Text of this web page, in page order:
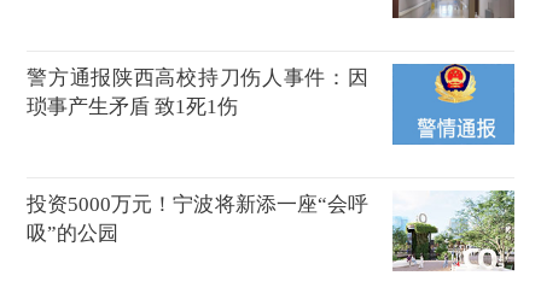
警方通报陕西高校持刀伤人事件：因
琐事产生矛盾 致1死1伤
投资5000万元！宁波将新添一座“会呼
吸”的公园